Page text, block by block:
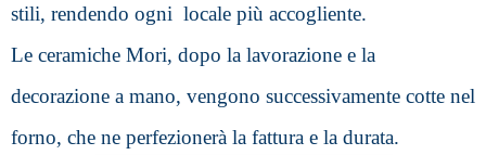
stili, rendendo ogni  locale più accogliente.
Le ceramiche Mori, dopo la lavorazione e la
decorazione a mano, vengono successivamente cotte nel
forno, che ne perfezionerà la fattura e la durata.